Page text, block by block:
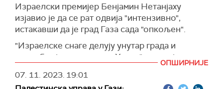
Израелски премијер Бенјамин Нетанјаху
изјавио је да се рат одвија "интензивно",
истакавши да је град Газа сада "опкољен".
"Израелске снаге делују унутар града и
продубљују притисак на Хамас", рекао је
Нетанјаху и додао да су трупе Израела
уништиле бројне тунеле и упоришта
ОПШИРНИЈЕ
07. 11. 2023. 19:01